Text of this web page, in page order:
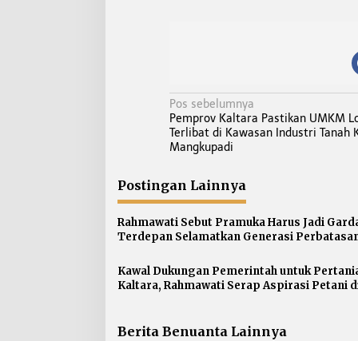
N
a
v
g
a
s
i
p
o
Pos sebelumnya
Pemprov Kaltara Pastikan UMKM
Terlibat di Kawasan Industri Tanah
Mangkupadi
Postingan Lainnya
Rahmawati Sebut Pramuka Harus Jadi
Terdepan Selamatkan Generasi
Kawal Dukungan Pemerintah untuk
Kaltara, Rahmawati Serap Aspirasi Petani
Berita Benuanta Lainnya